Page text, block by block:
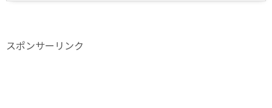
スポンサーリンク